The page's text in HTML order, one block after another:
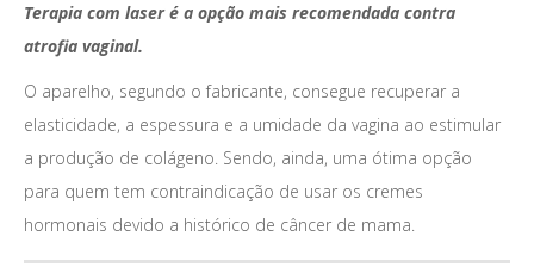
Terapia com laser é a opção mais recomendada contra
atrofia vaginal.
O aparelho, segundo o fabricante, consegue recuperar a
elasticidade, a espessura e a umidade da vagina ao estimular
a produção de colágeno. Sendo, ainda, uma ótima opção
para quem tem contraindicação de usar os cremes
hormonais devido a histórico de câncer de mama.